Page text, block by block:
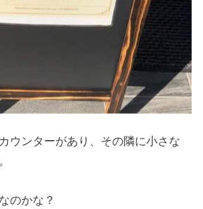
ウンターがあり、その隣に小さな
のかな？